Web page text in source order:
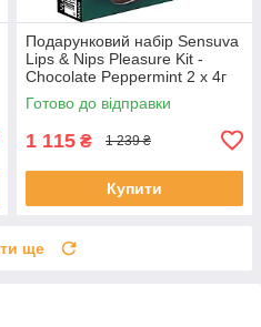
Подарунковий набір Sensuva
Lips & Nips Pleasure Kit -
Chocolate Peppermint 2 x 4г
Готово до відправки
1 115 ₴ 1 239 ₴
Купити
ще